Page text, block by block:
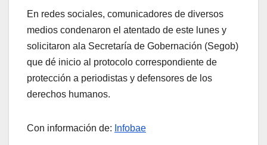
En redes sociales, comunicadores de diversos
medios condenaron el atentado de este lunes y
solicitaron ala Secretaría de Gobernación (Segob)
que dé inicio al protocolo correspondiente de
protección a periodistas y defensores de los
derechos humanos.
Con información de: Infobae